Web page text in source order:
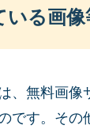
る画
、無料画
です。そ